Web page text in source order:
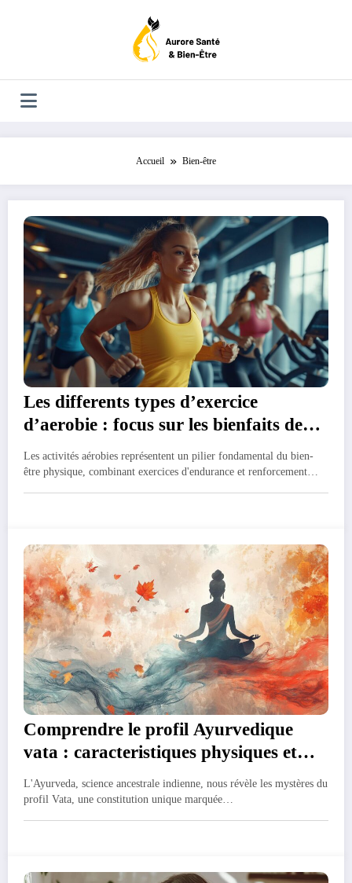
Accueil Bien-être
Les differents types d’exercice
d’aerobie : focus sur les bienfaits de
l’aquagym
Les activités aérobies représentent un pilier fondamental du bien-
être physique, combinant exercices d'endurance et renforcement…
Comprendre le profil Ayurvedique
vata : caracteristiques physiques et
mentales essentielles
L'Ayurveda, science ancestrale indienne, nous révèle les mystères du
profil Vata, une constitution unique marquée…